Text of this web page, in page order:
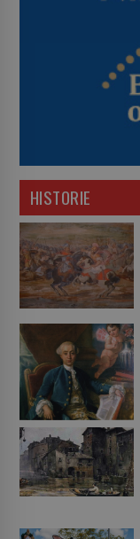
HISTORIE